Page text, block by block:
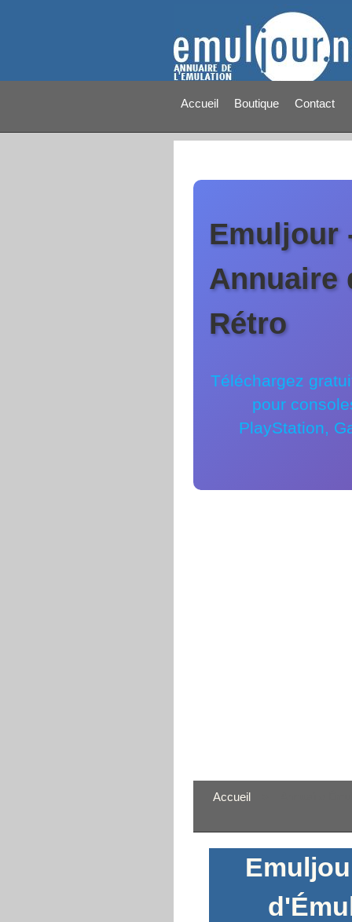
Accueil Boutique Contact
Emuljour
Annuaire
Rétro
Téléchargez
pour
PlayStation,
Accueil